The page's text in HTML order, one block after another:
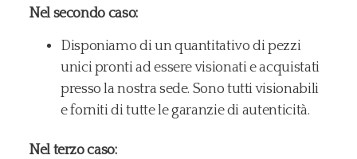
Nel secondo caso:
Disponiamo di un quantitativo di pezzi
unici pronti ad essere visionati e acquistati
presso la nostra sede. Sono tutti visionabili
e forniti di tutte le garanzie di autenticità.
Nel terzo caso: